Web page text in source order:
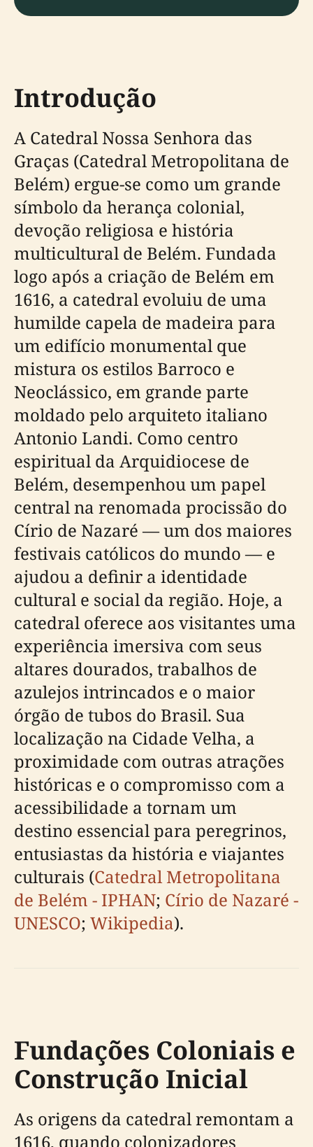
Introdução
A Catedral Nossa Senhora das
Graças (Catedral Metropolitana de
Belém) ergue-se como um grande
símbolo da herança colonial,
devoção religiosa e história
multicultural de Belém. Fundada
logo após a criação de Belém em
1616, a catedral evoluiu de uma
humilde capela de madeira para
um edifício monumental que
mistura os estilos Barroco e
Neoclássico, em grande parte
moldado pelo arquiteto italiano
Antonio Landi. Como centro
espiritual da Arquidiocese de
Belém, desempenhou um papel
central na renomada procissão do
Círio de Nazaré — um dos maiores
festivais católicos do mundo — e
ajudou a definir a identidade
cultural e social da região. Hoje, a
catedral oferece aos visitantes uma
experiência imersiva com seus
altares dourados, trabalhos de
azulejos intrincados e o maior
órgão de tubos do Brasil. Sua
localização na Cidade Velha, a
proximidade com outras atrações
históricas e o compromisso com a
acessibilidade a tornam um
destino essencial para peregrinos,
entusiastas da história e viajantes
culturais (Catedral Metropolitana
de Belém - IPHAN; Círio de Nazaré -
UNESCO; Wikipedia).
Fundações Coloniais e
Construção Inicial
As origens da catedral remontam a
1616, quando colonizadores